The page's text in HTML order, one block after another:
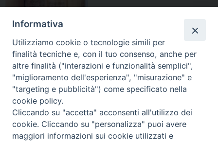
Il-canone-biblico-cristiano-Slide
Il-canone-biblico-cristiano
Il-TaNaK-nella-Tradizione-ebraica-Slide
Informativa
Utilizziamo cookie o tecnologie simili per
finalità tecniche e, con il tuo consenso, anche per
altre finalità ("interazioni e funzionalità semplici",
"miglioramento dell'esperienza", "misurazione" e
"targeting e pubblicità") come specificato nella
cookie policy.
Cliccando su "accetta" acconsenti all'utilizzo dei
cookie. Cliccando su "personalizza" puoi avere
maggiori informazioni sui cookie utilizzati e